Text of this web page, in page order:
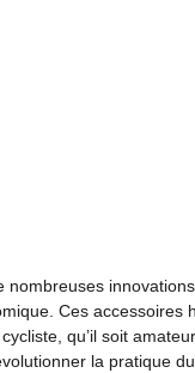
nombreuses
Ces accessoires
qu’il soit
la pratique